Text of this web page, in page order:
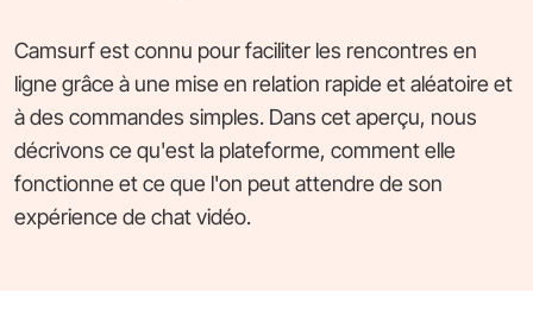
Camsurf est connu pour faciliter les rencontres en
ligne grâce à une mise en relation rapide et aléatoire et
à des commandes simples. Dans cet aperçu, nous
décrivons ce qu'est la plateforme, comment elle
fonctionne et ce que l'on peut attendre de son
expérience de chat vidéo.